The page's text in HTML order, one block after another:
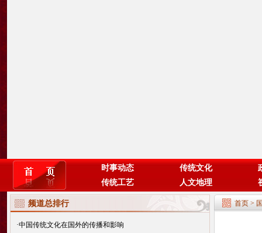
时事动态 传统文化
传统工艺
人文地理
频道总排行
·中国传统文化在国外的传播和影响
首页>